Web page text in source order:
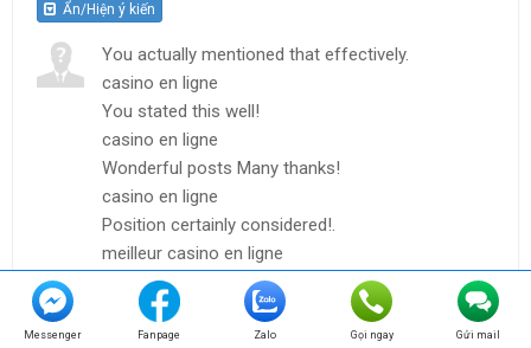
Ẩn/Hiện ý kiến
You actually mentioned that effectively.
casino en ligne
You stated this well!
casino en ligne
Wonderful posts Many thanks!
casino en ligne
Position certainly considered!.
meilleur casino en ligne
Really all kinds of valuable data!
casino en ligne fiable
With thanks! Lots of knowledge!
Messenger Fanpage Zalo Gọi ngay Gửi mail